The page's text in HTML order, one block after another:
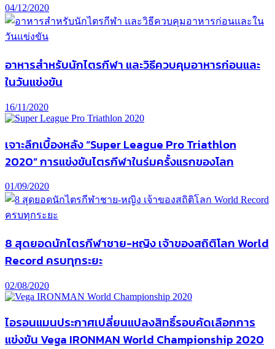
04/12/2020
อาหารสำหรับนักไตรกีฬา และวิธีควบคุมอาหารก่อนและ
ในวันแข่งขัน
16/11/2020
เจาะลึกเบื้องหลัง “Super League Pro Triathlon
2020” การแข่งขันไตรกีฬาในร่มครั้งแรกของโลก
01/09/2020
8 สุดยอดนักไตรกีฬาชาย-หญิง เจ้าของสถิติโลก World
Record ครบทุกระยะ
02/08/2020
ไอรอนแมนประกาศเปลี่ยนแปลงสิทธิ์รอบคัดเลือกการ
แข่งขัน Vega IRONMAN World Championship 2020